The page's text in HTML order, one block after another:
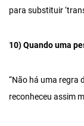
para substituir
10) Quando uma
“Não há uma regra
reconheceu assim